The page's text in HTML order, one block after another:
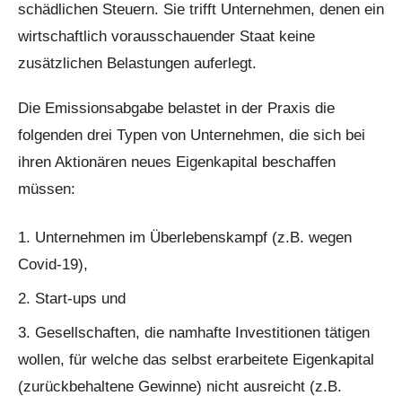
schädlichen Steuern. Sie trifft Unternehmen, denen ein
wirtschaftlich vorausschauender Staat keine
zusätzlichen Belastungen auferlegt.
Die Emissionsabgabe belastet in der Praxis die
folgenden drei Typen von Unternehmen, die sich bei
ihren Aktionären neues Eigenkapital beschaffen
müssen:
Unternehmen im Überlebenskampf (z.B. wegen
Covid-19),
Start-ups und
Gesellschaften, die namhafte Investitionen tätigen
wollen, für welche das selbst erarbeitete Eigenkapital
(zurückbehaltene Gewinne) nicht ausreicht (z.B.